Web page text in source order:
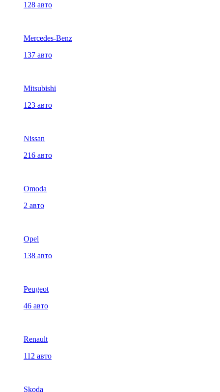
128 авто
Mercedes-Benz
137 авто
Mitsubishi
123 авто
Nissan
216 авто
Omoda
2 авто
Opel
138 авто
Peugeot
46 авто
Renault
112 авто
Skoda